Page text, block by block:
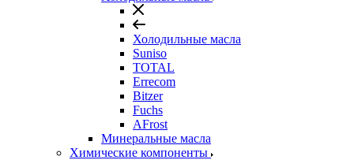
Холодильные масла
Suniso
TOTAL
Errecom
Bitzer
Fuchs
AFrost
Минеральные масла
Химические компоненты